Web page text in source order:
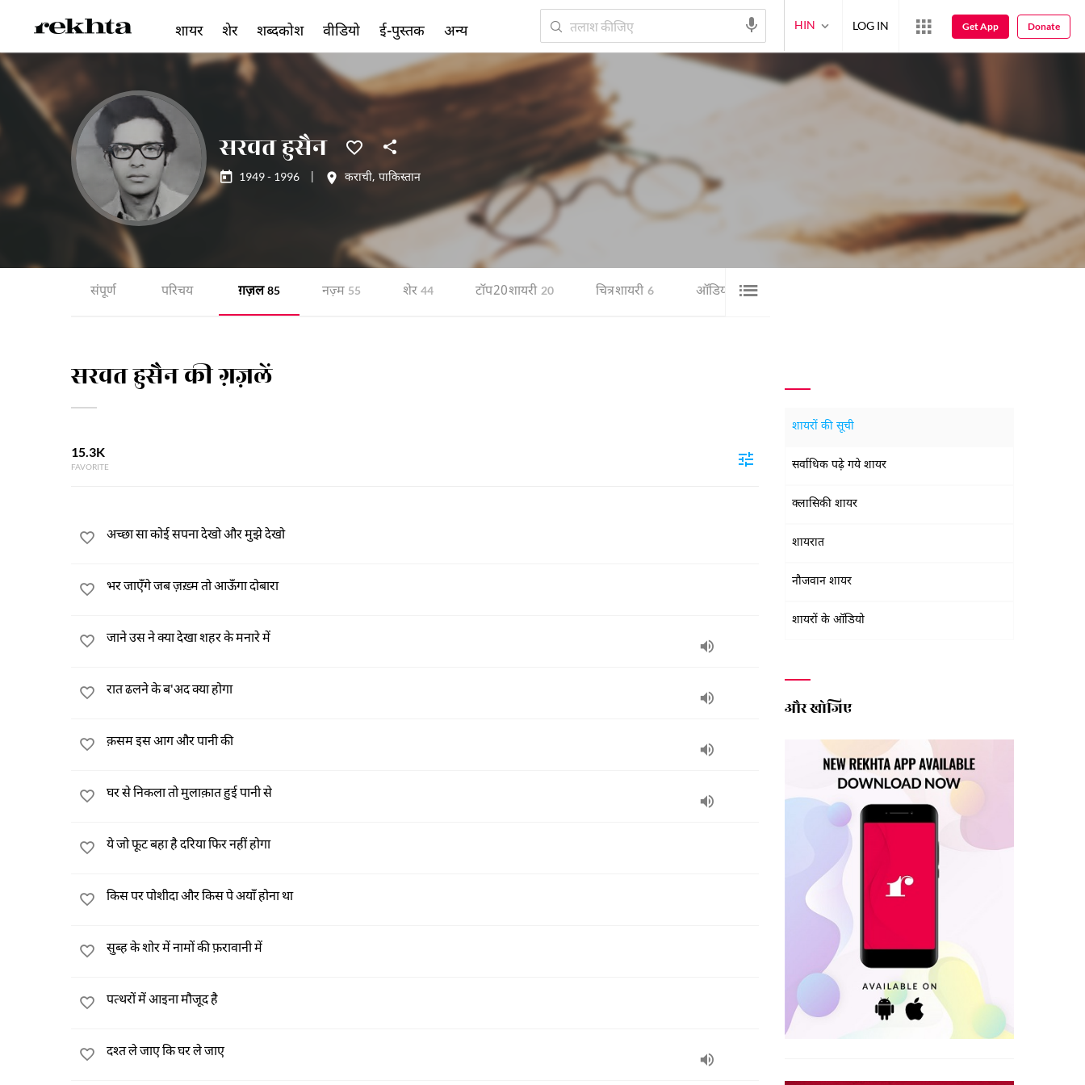
सरवत हुसैन
1949 - 1996 कराची, पाकिस्तान
संपूर्ण परिचय ग़ज़ल 85 नज़्म 55 शेर 44 टॉप 20 शायरी 20 चित्र शायरी 6 ऑडियो 12
सरवत हुसैन की ग़ज़लें
15.3K
FAVORITE
अच्छा सा कोई सपना देखो और मुझे देखो
भर जाएँगे जब ज़ख़्म तो आऊँगा दोबारा
जाने उस ने क्या देखा शहर के मनारे में
रात ढलने के ब'अद क्या होगा
क़सम इस आग और पानी की
घर से निकला तो मुलाक़ात हुई पानी से
ये जो फूट बहा है दरिया फिर नहीं होगा
किस पर पोशीदा और किस पे अयाँ होना था
सुब्ह के शोर में नामों की फ़रावानी में
पत्थरों में आइना मौजूद है
दश्त ले जाए कि घर ले जाए
शायरों की सूची
सर्वाधिक पढ़े गये शायर
क्लासिकी शायर
शायरात
नौजवान शायर
शायरों के ऑडियो
और खोजिए
शायर शेर शब्दकोश वीडियो ई-पुस्तक अन्य HIN LOG IN Get App Donate